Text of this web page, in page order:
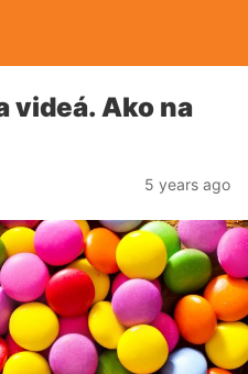
videá. Ako na
5 years ago